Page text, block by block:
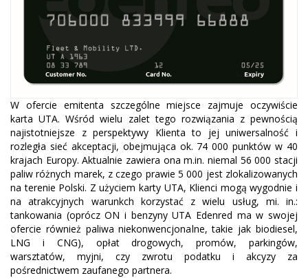
W ofercie emitenta szczególne miejsce zajmuje oczywiście
karta UTA. Wśród wielu zalet tego rozwiązania z pewnością
najistotniejsze z perspektywy Klienta to jej uniwersalność i
rozległa sieć akceptacji, obejmująca ok. 74 000 punktów w 40
krajach Europy. Aktualnie zawiera ona m.in. niemal 56 000 stacji
paliw różnych marek, z czego prawie 5 000 jest zlokalizowanych
na terenie Polski. Z użyciem karty UTA, Klienci mogą wygodnie i
na atrakcyjnych warunkch korzystać z wielu usług, mi. in.:
tankowania (oprócz ON i benzyny UTA Edenred ma w swojej
ofercie również paliwa niekonwencjonalne, takie jak biodiesel,
LNG i CNG), opłat drogowych, promów, parkingów,
warsztatów, myjni, czy zwrotu podatku i akcyzy za
pośrednictwem zaufanego partnera.